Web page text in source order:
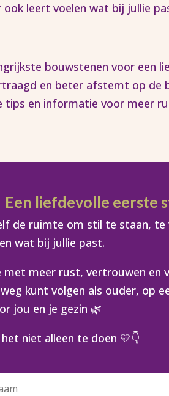
ook leert voelen wat bij jullie
bouwstenen voor een
en beter afstemt op de
tips en informatie voor meer
Een liefdevolle eerste
de ruimte om stil te staan, te
wat bij jullie past.
met meer rust, vertrouwen en
kunt volgen als ouder, op
jou en je gezin 🌿
niet alleen te doen 💛👇